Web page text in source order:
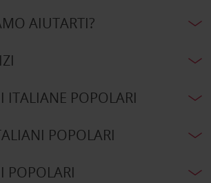
AIUTARTI?
ITALIANE POPOLARI
POPOLARI
POPOLARI